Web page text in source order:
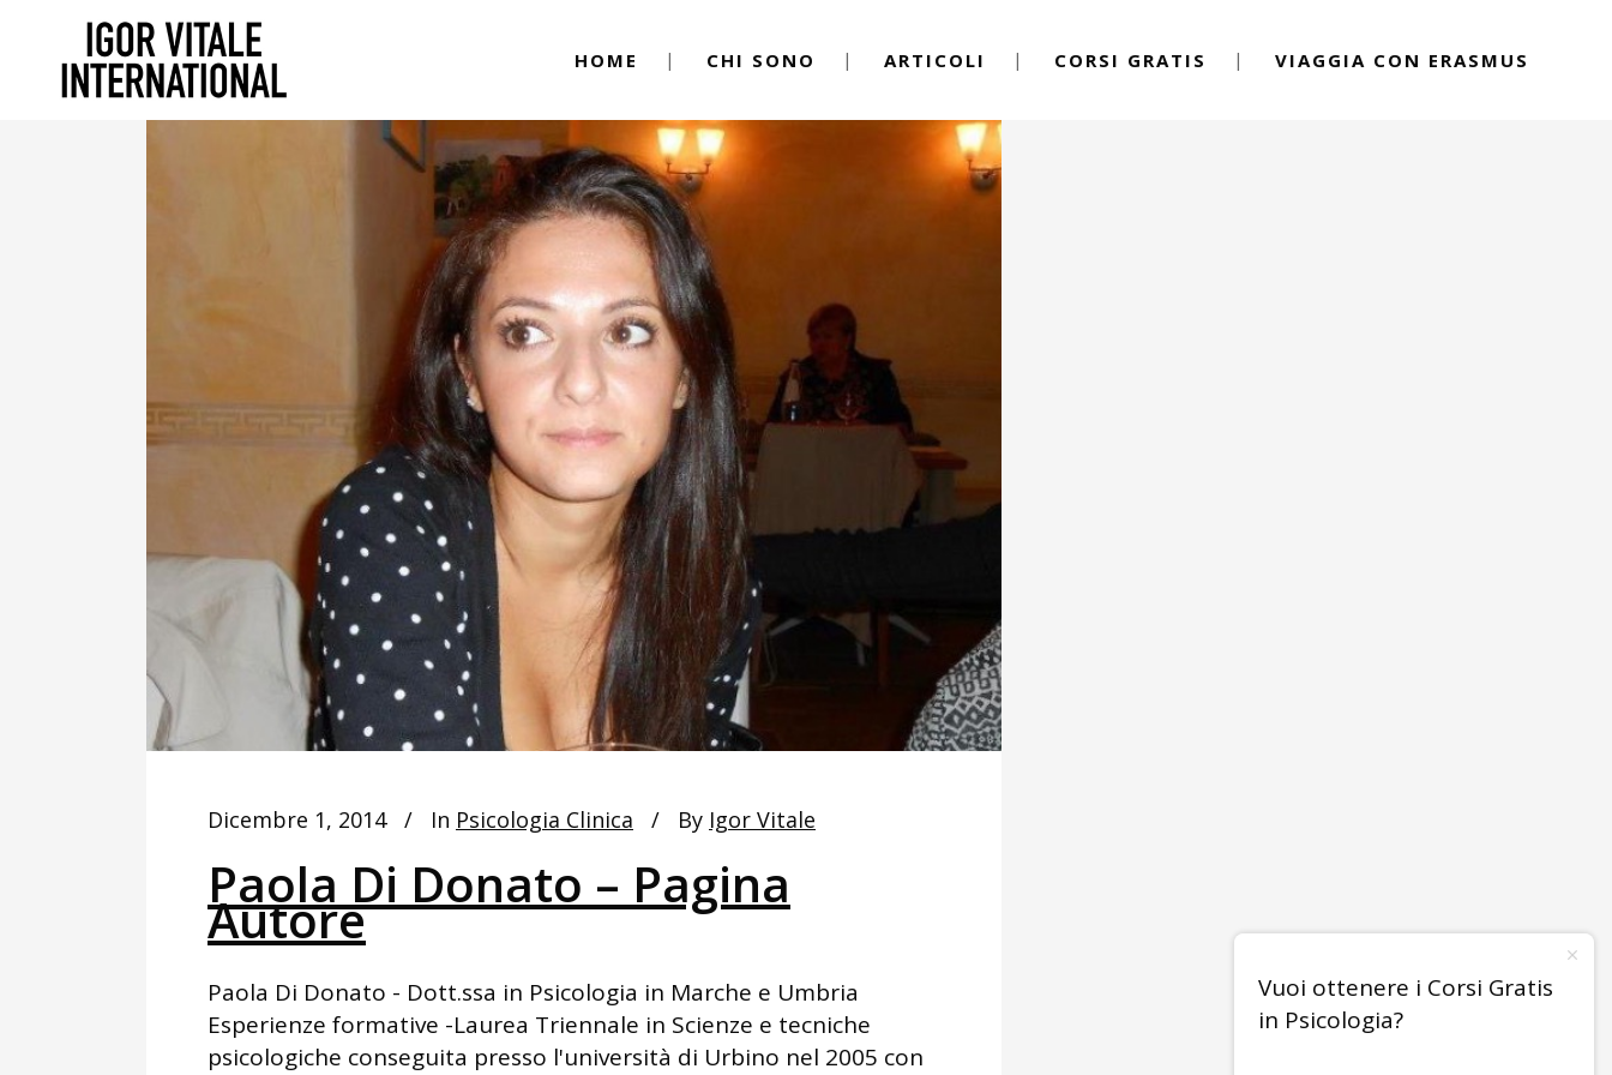
HOME CHI SONO ARTICOLI CORSI GRATIS VIAGGIA CON ERASMUS
Dicembre 1, 2014 In Psicologia Clinica By Igor Vitale
Paola Di Donato – Pagina
Autore
Paola Di Donato - Dott.ssa in Psicologia in Marche e Umbria
Esperienze formative -Laurea Triennale in Scienze e tecniche
psicologiche conseguita presso l'università di Urbino nel 2005 con
Vuoi ottenere i Corsi Gratis
in Psicologia?